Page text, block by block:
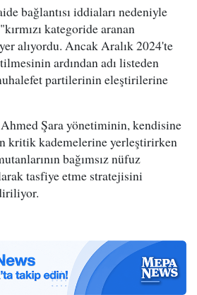
bağlantısı iddiaları nedeniyle
kategoride aranan
alıyordu. Ancak Aralık 2024'te
ardından adı listeden
partilerinin eleştirilerine
Şara yönetiminin, kendisine
kritik kademelerine yerleştirirken
bağımsız nüfuz
tasfiye etme stratejisini